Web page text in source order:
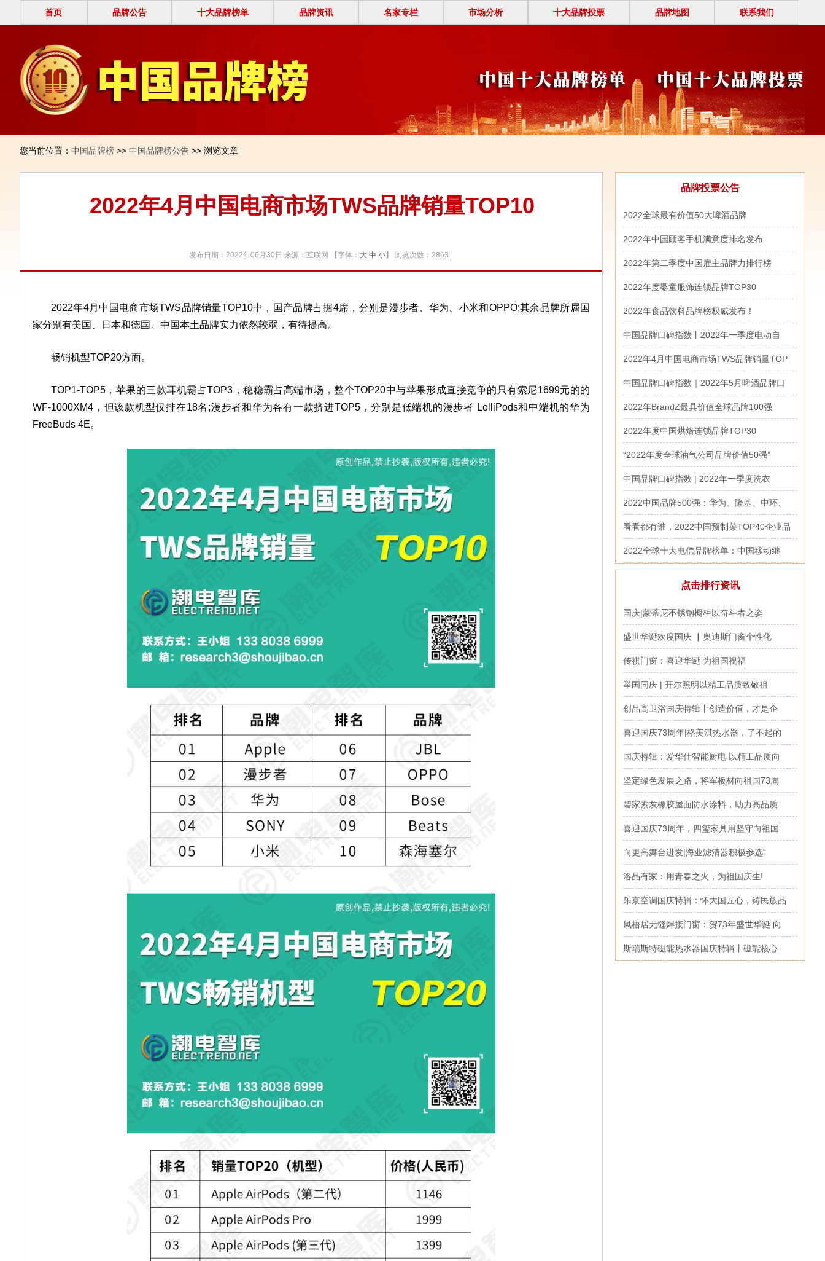
首页 品牌公告 十大品牌榜单 品牌资讯 名家专栏 市场分析 十大品牌投票 品牌地图 联系我们
您当前位置： 中国品牌榜 >> 中国品牌榜公告 >> 浏览文章
2022年4月中国电商市场TWS品牌销量TOP10
发布日期：2022年06月30日 来源：互联网 【字体： 大 中 小】 浏览次数： 2863
2022年4月中国电商市场TWS品牌销量TOP10中，国产品牌占据4席，分别是漫步者、华为、小米和OPPO;其余品牌所属国
家分别有美国、日本和德国。中国本土品牌实力依然较弱，有待提高。
畅销机型TOP20方面。
TOP1-TOP5，苹果的三款耳机霸占TOP3，稳稳霸占高端市场，整个TOP20中与苹果形成直接竞争的只有索尼1699元的的
WF-1000XM4，但该款机型仅排在18名;漫步者和华为各有一款挤进TOP5，分别是低端机的漫步者 LolliPods和中端机的华为
FreeBuds 4E。
品牌投票公告
2022全球最有价值50大啤酒品牌
2022年中国顾客手机满意度排名发布
2022年第二季度中国雇主品牌力排行榜
2022年度婴童服饰连锁品牌TOP30
2022年食品饮料品牌榜权威发布！
中国品牌口碑指数丨2022年一季度电动自
2022年4月中国电商市场TWS品牌销量TOP
中国品牌口碑指数｜2022年5月啤酒品牌口
2022年BrandZ最具价值全球品牌100强
2022年度中国烘焙连锁品牌TOP30
“2022年度全球油气公司品牌价值50强”
中国品牌口碑指数 | 2022年一季度洗衣
2022中国品牌500强：华为、隆基、中环、
看看都有谁，2022中国预制菜TOP40企业品
2022全球十大电信品牌榜单：中国移动继
点击排行资讯
国庆|蒙蒂尼不锈钢橱柜以奋斗者之姿
盛世华诞欢度国庆 ▏奥迪斯门窗个性化
传祺门窗：喜迎华诞 为祖国祝福
举国同庆 | 开尔照明以精工品质致敬祖
创品高卫浴国庆特辑丨创造价值，才是企
喜迎国庆73周年|格美淇热水器，了不起的
国庆特辑：爱华仕智能厨电 以精工品质向
坚定绿色发展之路，将军板材向祖国73周
碧家索灰橡胶屋面防水涂料，助力高品质
喜迎国庆73周年，四玺家具用坚守向祖国
向更高舞台进发|海业滤清器积极参选“
洛品有家：用青春之火，为祖国庆生!
乐京空调国庆特辑：怀大国匠心，铸民族品
凤梧居无缝焊接门窗：贺73年盛世华诞 向
斯瑞斯特磁能热水器国庆特辑丨磁能核心